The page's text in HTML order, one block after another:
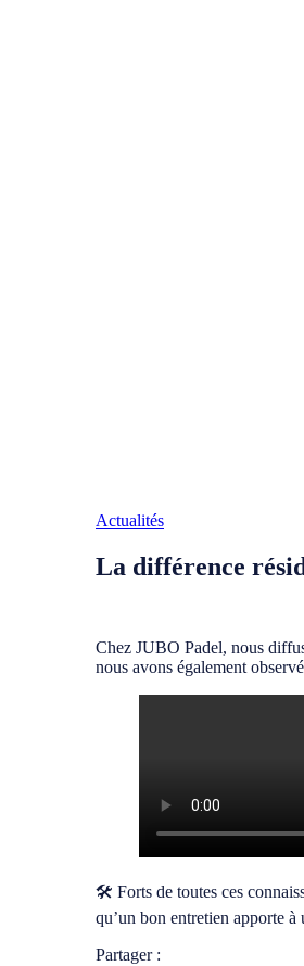
Actualités
La différence
Chez JUBO Padel, nous
nous avons également
🛠️ Forts de toutes ces
qu’un bon entretien apporte à
Partager :